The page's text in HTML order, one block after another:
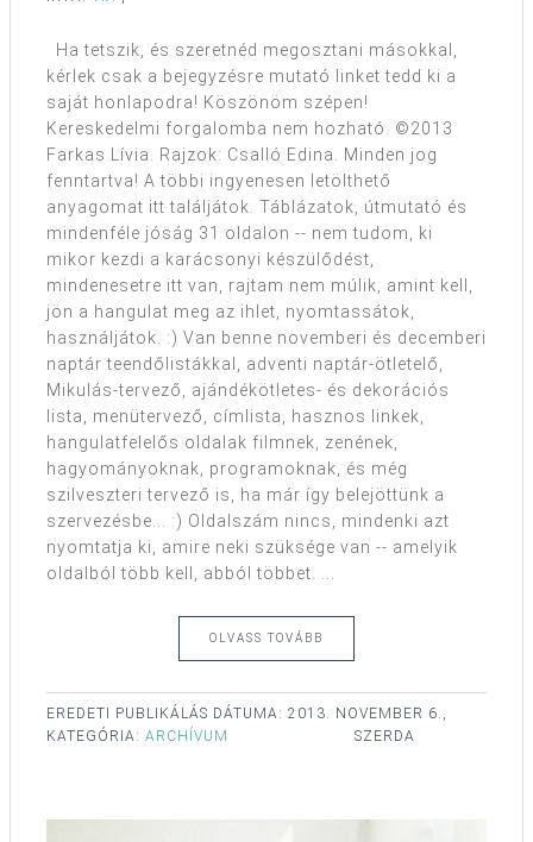
Ha tetszik, és szeretnéd megosztani másokkal,
kérlek csak a bejegyzésre mutató linket tedd ki a
saját honlapodra! Köszönöm szépen!
Kereskedelmi forgalomba nem hozható. ©2013
Farkas Lívia. Rajzok: Csalló Edina. Minden jog
fenntartva! A többi ingyenesen letölthető
anyagomat itt találjátok. Táblázatok, útmutató és
mindenféle jóság 31 oldalon -- nem tudom, ki
mikor kezdi a karácsonyi készülődést,
mindenesetre itt van, rajtam nem múlik, amint kell,
jön a hangulat meg az ihlet, nyomtassátok,
használjátok. :) Van benne novemberi és decemberi
naptár teendőlistákkal, adventi naptár-ötletelő,
Mikulás-tervező, ajándékötletes- és dekorációs
lista, menütervező, címlista, hasznos linkek,
hangulatfelelős oldalak filmnek, zenének,
hagyományoknak, programoknak, és még
szilveszteri tervező is, ha már így belejöttünk a
szervezésbe... :) Oldalszám nincs, mindenki azt
nyomtatja ki, amire neki szüksége van -- amelyik
oldalból több kell, abból többet. ...
OLVASS TOVÁBB
EREDETI PUBLIKÁLÁS DÁTUMA: 2013. NOVEMBER 6.,
SZERDA
KATEGÓRIA: ARCHÍVUM